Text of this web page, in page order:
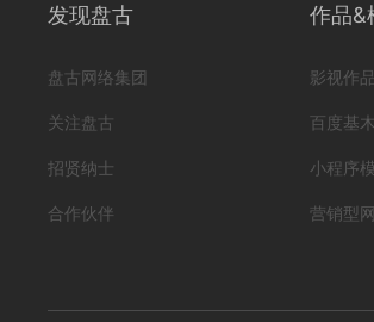
发现盘古
盘古网络集团
关注盘古
招贤纳士
合作伙伴
作品&
影视作品
百度基
小程序
营销型